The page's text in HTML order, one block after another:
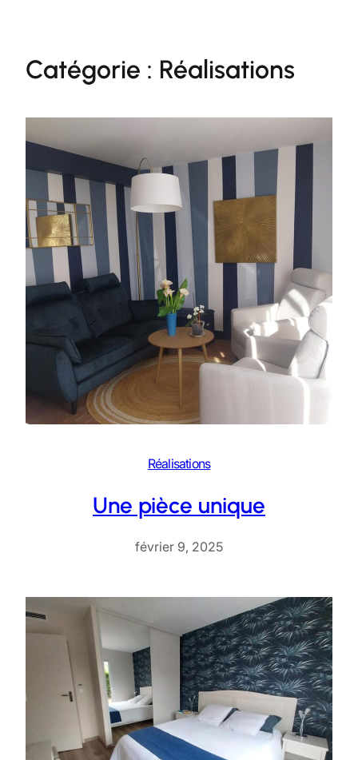
Catégorie : Réalisations
Réalisations
Une pièce unique
février 9, 2025